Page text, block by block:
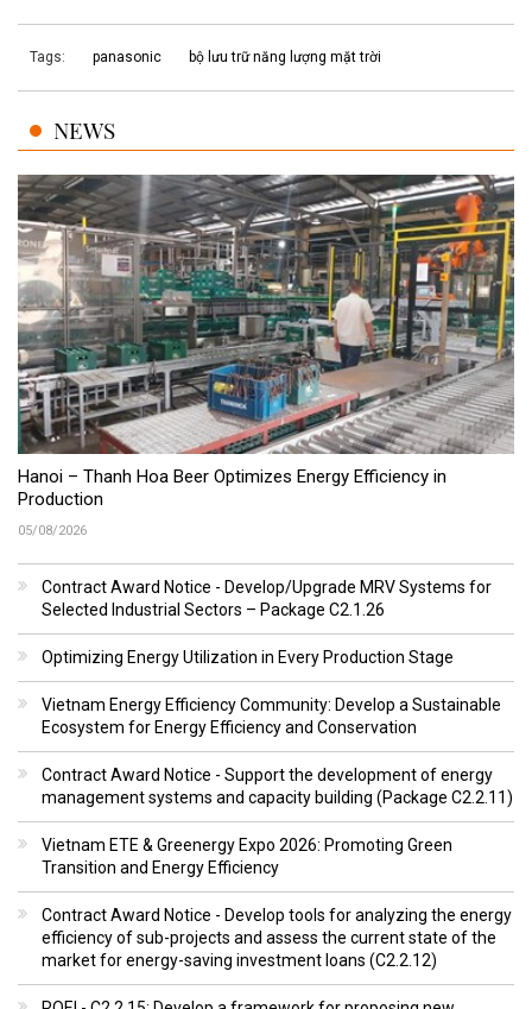
Tags: panasonic bộ lưu trữ năng lượng mặt trời
NEWS
Hanoi – Thanh Hoa Beer Optimizes Energy Efficiency in
Production
05/08/2026
Contract Award Notice - Develop/Upgrade MRV Systems for
Selected Industrial Sectors – Package C2.1.26
Optimizing Energy Utilization in Every Production Stage
Vietnam Energy Efficiency Community: Develop a Sustainable
Ecosystem for Energy Efficiency and Conservation
Contract Award Notice - Support the development of energy
management systems and capacity building (Package C2.2.11)
Vietnam ETE & Greenergy Expo 2026: Promoting Green
Transition and Energy Efficiency
Contract Award Notice - Develop tools for analyzing the energy
efficiency of sub-projects and assess the current state of the
market for energy-saving investment loans (C2.2.12)